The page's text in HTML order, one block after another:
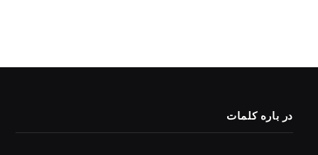
در باره کلمات